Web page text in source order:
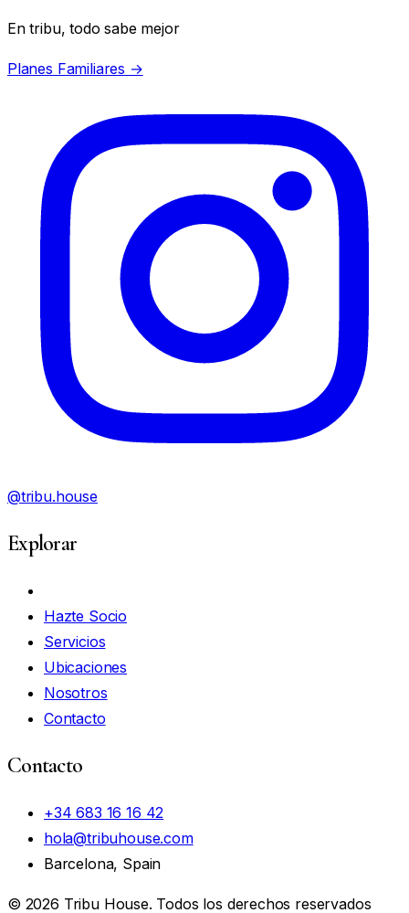
En tribu, todo sabe mejor
Planes Familiares →
@tribu.house
Explorar
Hazte Socio
Servicios
Ubicaciones
Nosotros
Contacto
Contacto
+34 683 16 16 42
hola@tribuhouse.com
Barcelona, Spain
© 2026 Tribu House. Todos los derechos reservados